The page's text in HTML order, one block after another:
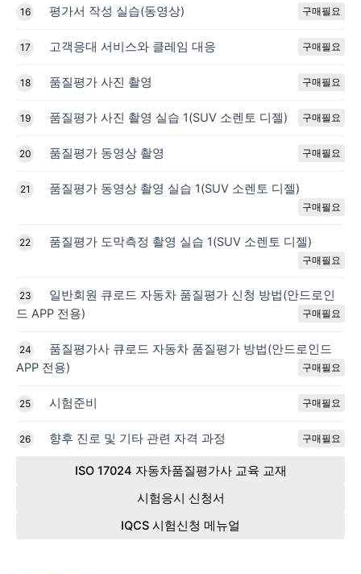
16 평가서 작성 실습(동영상) 구매필요
17 고객응대 서비스와 클레임 대응 구매필요
18 품질평가 사진 촬영 구매필요
19 품질평가 사진 촬영 실습 1(SUV 소렌토 디젤) 구매필요
20 품질평가 동영상 촬영 구매필요
21 품질평가 동영상 촬영 실습 1(SUV 소렌토 디젤)
구매필요
22 품질평가 도막측정 촬영 실습 1(SUV 소렌토 디젤)
구매필요
23
일반회원 큐로드 자동차 품질평가 신청 방법(안드로인
드 APP 전용)
구매필요
24
품질평가사 큐로드 자동차 품질평가 방법(안드로인드
APP 전용)
구매필요
25 시험준비 구매필요
26 향후 진로 및 기타 관련 자격 과정 구매필요
ISO 17024 자동차품질평가사 교육 교재
시험응시 신청서
IQCS 시험신청 메뉴얼